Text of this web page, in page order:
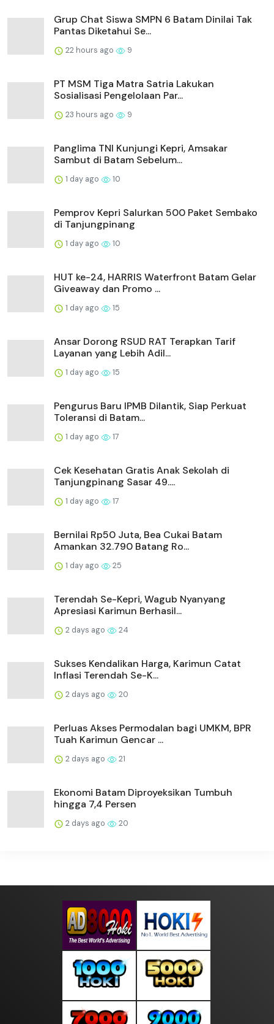
Grup Chat Siswa SMPN 6 Batam Dinilai Tak
Pantas Diketahui Se...
22 hours ago 9
PT MSM Tiga Matra Satria Lakukan
Sosialisasi Pengelolaan Par...
23 hours ago 9
Panglima TNI Kunjungi Kepri, Amsakar
Sambut di Batam Sebelum...
1 day ago 10
Pemprov Kepri Salurkan 500 Paket Sembako
di Tanjungpinang
1 day ago 10
HUT ke-24, HARRIS Waterfront Batam Gelar
Giveaway dan Promo ...
1 day ago 15
Ansar Dorong RSUD RAT Terapkan Tarif
Layanan yang Lebih Adil...
1 day ago 15
Pengurus Baru IPMB Dilantik, Siap Perkuat
Toleransi di Batam...
1 day ago 17
Cek Kesehatan Gratis Anak Sekolah di
Tanjungpinang Sasar 49....
1 day ago 17
Bernilai Rp50 Juta, Bea Cukai Batam
Amankan 32.790 Batang Ro...
1 day ago 25
Terendah Se-Kepri, Wagub Nyanyang
Apresiasi Karimun Berhasil...
2 days ago 24
Sukses Kendalikan Harga, Karimun Catat
Inflasi Terendah Se-K...
2 days ago 20
Perluas Akses Permodalan bagi UMKM, BPR
Tuah Karimun Gencar ...
2 days ago 21
Ekonomi Batam Diproyeksikan Tumbuh
hingga 7,4 Persen
2 days ago 20